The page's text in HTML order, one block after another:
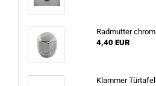
Radmutter chrom
4,40 EUR
Klammer Türtafel